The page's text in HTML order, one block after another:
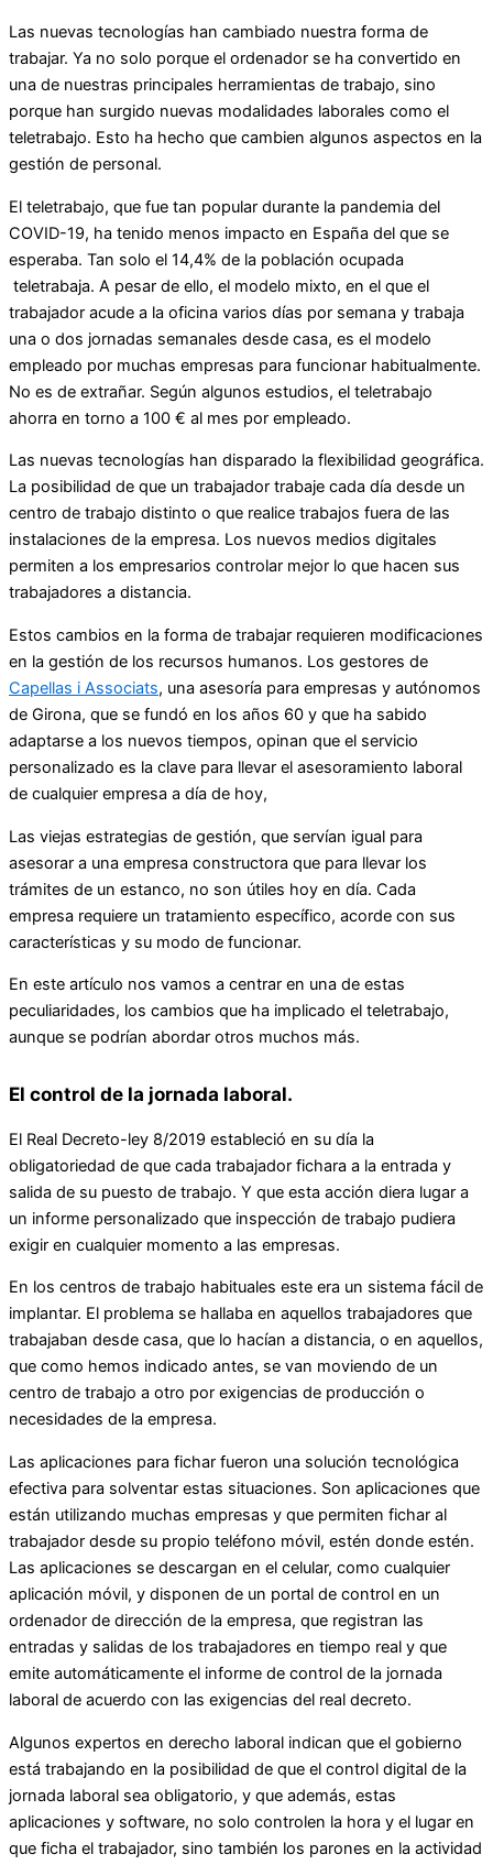
Las nuevas tecnologías han cambiado nuestra forma de
trabajar. Ya no solo porque el ordenador se ha convertido en
una de nuestras principales herramientas de trabajo, sino
porque han surgido nuevas modalidades laborales como el
teletrabajo. Esto ha hecho que cambien algunos aspectos en la
gestión de personal.
El teletrabajo, que fue tan popular durante la pandemia del
COVID-19, ha tenido menos impacto en España del que se
esperaba. Tan solo el 14,4% de la población ocupada
teletrabaja. A pesar de ello, el modelo mixto, en el que el
trabajador acude a la oficina varios días por semana y trabaja
una o dos jornadas semanales desde casa, es el modelo
empleado por muchas empresas para funcionar habitualmente.
No es de extrañar. Según algunos estudios, el teletrabajo
ahorra en torno a 100 € al mes por empleado.
Las nuevas tecnologías han disparado la flexibilidad geográfica.
La posibilidad de que un trabajador trabaje cada día desde un
centro de trabajo distinto o que realice trabajos fuera de las
instalaciones de la empresa. Los nuevos medios digitales
permiten a los empresarios controlar mejor lo que hacen sus
trabajadores a distancia.
Estos cambios en la forma de trabajar requieren modificaciones
en la gestión de los recursos humanos. Los gestores de
Capellas i Associats, una asesoría para empresas y autónomos
de Girona, que se fundó en los años 60 y que ha sabido
adaptarse a los nuevos tiempos, opinan que el servicio
personalizado es la clave para llevar el asesoramiento laboral
de cualquier empresa a día de hoy,
Las viejas estrategias de gestión, que servían igual para
asesorar a una empresa constructora que para llevar los
trámites de un estanco, no son útiles hoy en día. Cada
empresa requiere un tratamiento específico, acorde con sus
características y su modo de funcionar.
En este artículo nos vamos a centrar en una de estas
peculiaridades, los cambios que ha implicado el teletrabajo,
aunque se podrían abordar otros muchos más.
El control de la jornada laboral.
El Real Decreto-ley 8/2019 estableció en su día la
obligatoriedad de que cada trabajador fichara a la entrada y
salida de su puesto de trabajo. Y que esta acción diera lugar a
un informe personalizado que inspección de trabajo pudiera
exigir en cualquier momento a las empresas.
En los centros de trabajo habituales este era un sistema fácil de
implantar. El problema se hallaba en aquellos trabajadores que
trabajaban desde casa, que lo hacían a distancia, o en aquellos,
que como hemos indicado antes, se van moviendo de un
centro de trabajo a otro por exigencias de producción o
necesidades de la empresa.
Las aplicaciones para fichar fueron una solución tecnológica
efectiva para solventar estas situaciones. Son aplicaciones que
están utilizando muchas empresas y que permiten fichar al
trabajador desde su propio teléfono móvil, estén donde estén.
Las aplicaciones se descargan en el celular, como cualquier
aplicación móvil, y disponen de un portal de control en un
ordenador de dirección de la empresa, que registran las
entradas y salidas de los trabajadores en tiempo real y que
emite automáticamente el informe de control de la jornada
laboral de acuerdo con las exigencias del real decreto.
Algunos expertos en derecho laboral indican que el gobierno
está trabajando en la posibilidad de que el control digital de la
jornada laboral sea obligatorio, y que además, estas
aplicaciones y software, no solo controlen la hora y el lugar en
que ficha el trabajador, sino también los parones en la actividad